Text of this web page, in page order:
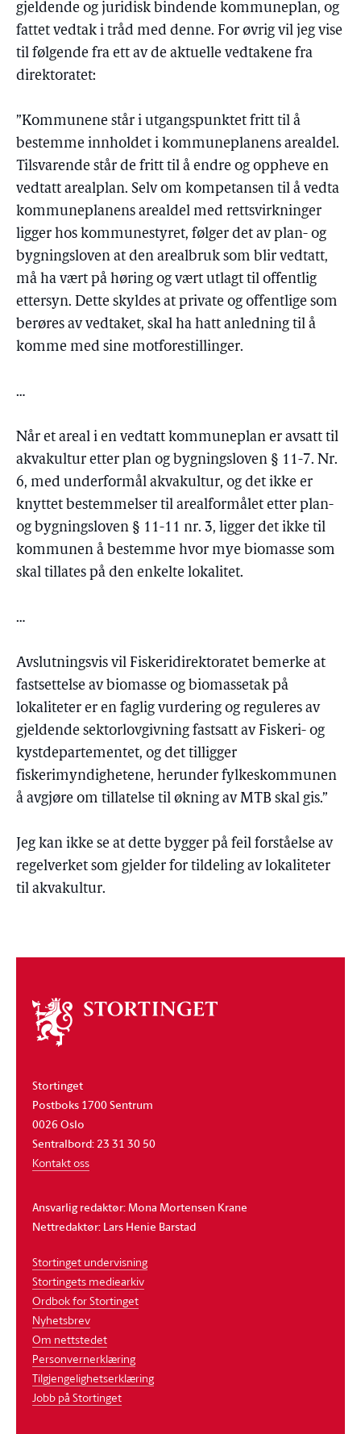
gjeldende og juridisk bindende kommuneplan, og
fattet vedtak i tråd med denne. For øvrig vil jeg vise
til følgende fra ett av de aktuelle vedtakene fra
direktoratet:
”Kommunene står i utgangspunktet fritt til å
bestemme innholdet i kommuneplanens arealdel.
Tilsvarende står de fritt til å endre og oppheve en
vedtatt arealplan. Selv om kompetansen til å vedta
kommuneplanens arealdel med rettsvirkninger
ligger hos kommunestyret, følger det av plan- og
bygningsloven at den arealbruk som blir vedtatt,
må ha vært på høring og vært utlagt til offentlig
ettersyn. Dette skyldes at private og offentlige som
berøres av vedtaket, skal ha hatt anledning til å
komme med sine motforestillinger.
…
Når et areal i en vedtatt kommuneplan er avsatt til
akvakultur etter plan og bygningsloven § 11-7. Nr.
6, med underformål akvakultur, og det ikke er
knyttet bestemmelser til arealformålet etter plan-
og bygningsloven § 11-11 nr. 3, ligger det ikke til
kommunen å bestemme hvor mye biomasse som
skal tillates på den enkelte lokalitet.
…
Avslutningsvis vil Fiskeridirektoratet bemerke at
fastsettelse av biomasse og biomassetak på
lokaliteter er en faglig vurdering og reguleres av
gjeldende sektorlovgivning fastsatt av Fiskeri- og
kystdepartementet, og det tilligger
fiskerimyndighetene, herunder fylkeskommunen
å avgjøre om tillatelse til økning av MTB skal gis.”
Jeg kan ikke se at dette bygger på feil forståelse av
regelverket som gjelder for tildeling av lokaliteter
til akvakultur.
Om
stortinget
Stortinget
Postboks 1700 Sentrum
0026 Oslo
Sentralbord: 23 31 30 50
Kontakt oss
Ansvarlig redaktør: Mona Mortensen Krane
Nettredaktør: Lars Henie Barstad
Stortinget undervisning
Stortingets mediearkiv
Ordbok for Stortinget
Nyhetsbrev
Om nettstedet
Personvernerklæring
Tilgjengelighetserklæring
Jobb på Stortinget